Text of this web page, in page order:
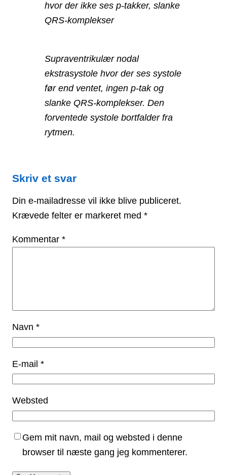
hvor der ikke ses p-takker, slanke
QRS-komplekser
Supraventrikulær nodal
ekstrasystole hvor der ses systole
før end ventet, ingen p-tak og
slanke QRS-komplekser. Den
forventede systole bortfalder fra
rytmen.
Skriv et svar
Din e-mailadresse vil ikke blive publiceret.
Krævede felter er markeret med *
Kommentar *
Navn *
E-mail *
Websted
Gem mit navn, mail og websted i denne
browser til næste gang jeg kommenterer.